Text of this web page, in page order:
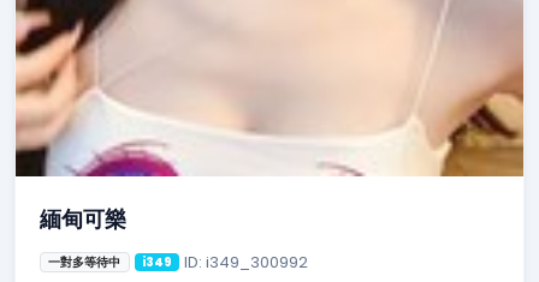
緬甸可樂
一對多等待中 i349 ID: i349_300992